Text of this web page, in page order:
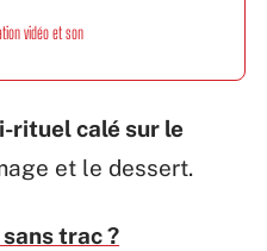
vidéo et son
rituel calé sur le
et le dessert.
trac ?